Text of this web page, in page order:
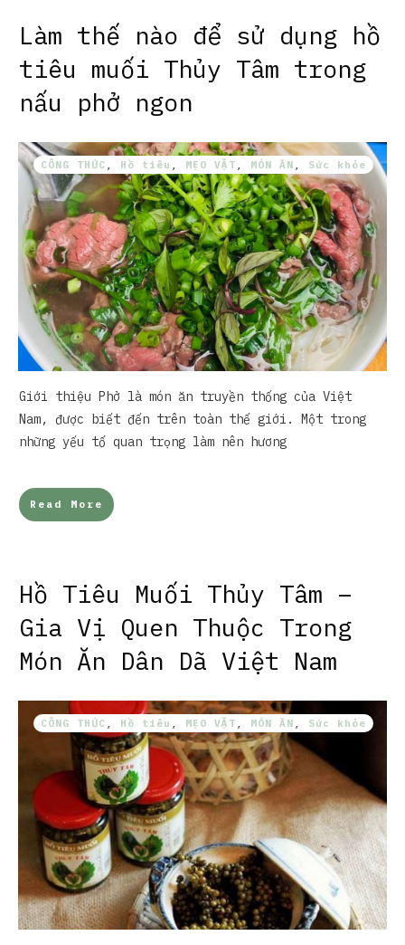
Làm thế nào để sử dụng hồ
tiêu muối Thủy Tâm trong
nấu phở ngon
CÔNG THỨC Hồ tiêu MẸO VẶT MÓN ĂN Sức khỏe
Giới thiệu Phở là món ăn truyền thống của Việt
Nam, được biết đến trên toàn thế giới. Một trong
những yếu tố quan trọng làm nên hương
Read More
Hồ Tiêu Muối Thủy Tâm –
Gia Vị Quen Thuộc Trong
Món Ăn Dân Dã Việt Nam
CÔNG THỨC Hồ tiêu MẸO VẶT MÓN ĂN Sức khỏe